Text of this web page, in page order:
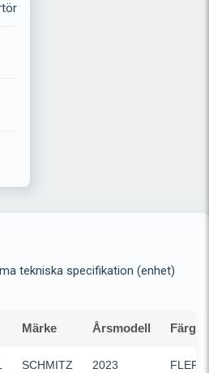
tekniska specifikation (enhet)
Märke Årsmodell Färg
SCHMITZ 2023